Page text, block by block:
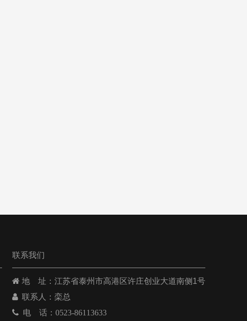
联系我们
 地 址： 江苏省泰州市高港区许庄创业大道南侧1号
联系人：栾总
 电 话：0523-86113633